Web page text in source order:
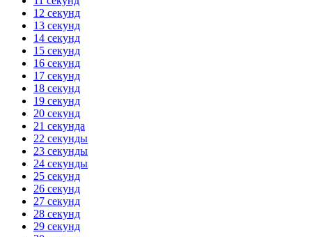
12 секунд
13 секунд
14 секунд
15 секунд
16 секунд
17 секунд
18 секунд
19 секунд
20 секунд
21 секунда
22 секунды
23 секунды
24 секунды
25 секунд
26 секунд
27 секунд
28 секунд
29 секунд